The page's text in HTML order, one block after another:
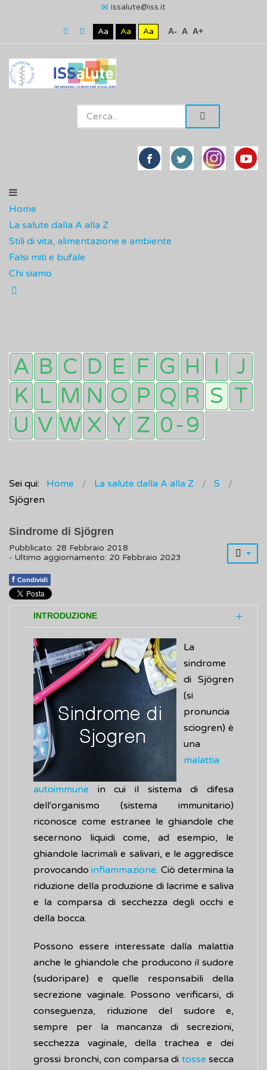
issalute@iss.it
Aa Aa Aa A- A A+
Home
La salute dalla A alla Z
Stili di vita, alimentazione e ambiente
Falsi miti e bufale
Chi siamo
Sei qui: Home La salute dalla A alla Z
S
Sjögren
Sindrome di Sjögren
Pubblicato: 28 Febbraio 2018
- Ultimo aggiornamento: 20 Febbraio 2023
f Condividi
INTRODUZIONE
La
sindrome
di Sjögren
(si
pronuncia
sciogren) è
una
malattia
autoimmune in cui il sistema di difesa
dell'organismo (sistema immunitario)
riconosce come estranee le ghiandole che
secernono liquidi come, ad esempio, le
ghiandole lacrimali e salivari, e le aggredisce
provocandoinfiammazione. Ciò determina la
riduzione della produzione di lacrime e saliva
e la comparsa di secchezza degli occhi e
della bocca.
Possono essere interessate dalla malattia
anche le ghiandole che producono il sudore
(sudoripare) e quelle responsabili della
secrezione vaginale. Possono verificarsi, di
conseguenza, riduzione del sudore e,
sempre per la mancanza di secrezioni,
secchezza vaginale, della trachea e dei
grossi bronchi, con comparsa di tosse secca